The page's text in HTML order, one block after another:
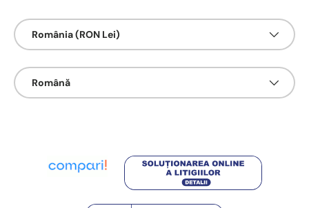
Țarǎ/Regiune
România (RON Lei)
Limbā
Română